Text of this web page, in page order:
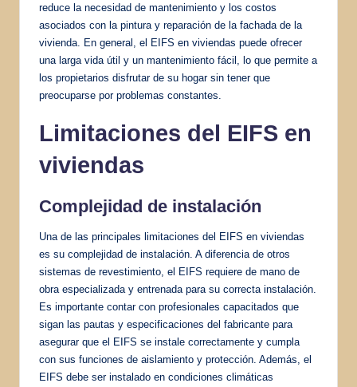
reduce la necesidad de mantenimiento y los costos
asociados con la pintura y reparación de la fachada de la
vivienda. En general, el EIFS en viviendas puede ofrecer
una larga vida útil y un mantenimiento fácil, lo que permite a
los propietarios disfrutar de su hogar sin tener que
preocuparse por problemas constantes.
Limitaciones del EIFS en
viviendas
Complejidad de instalación
Una de las principales limitaciones del EIFS en viviendas
es su complejidad de instalación. A diferencia de otros
sistemas de revestimiento, el EIFS requiere de mano de
obra especializada y entrenada para su correcta instalación.
Es importante contar con profesionales capacitados que
sigan las pautas y especificaciones del fabricante para
asegurar que el EIFS se instale correctamente y cumpla
con sus funciones de aislamiento y protección. Además, el
EIFS debe ser instalado en condiciones climáticas